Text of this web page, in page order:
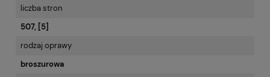
liczba stron
507, [5]
rodzaj oprawy
broszurowa